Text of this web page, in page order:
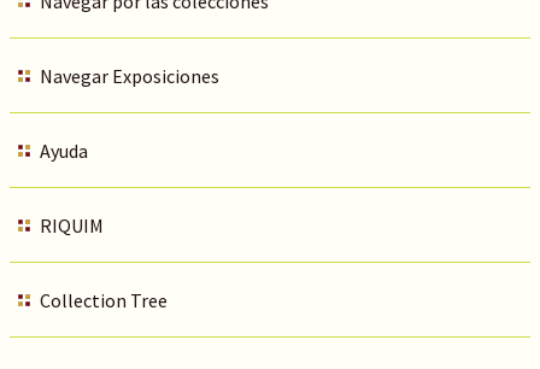
Navegar Exposiciones
Ayuda
RIQUIM
Collection Tree